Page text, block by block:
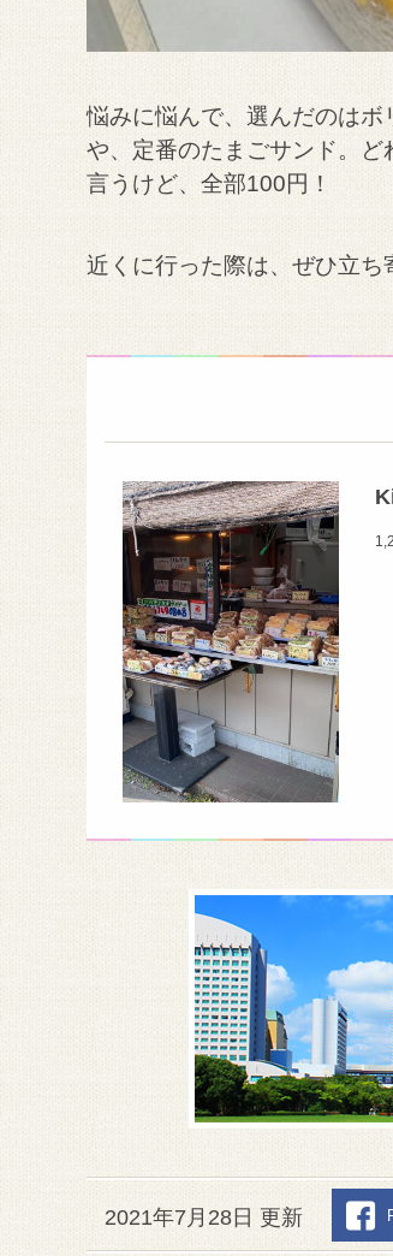
悩みに悩んで、選んだのは
や、定番のたまごサンド。
ど
言うけど、全部100円！
近くに行った際は、ぜひ立ち
2021年7月28日 更新